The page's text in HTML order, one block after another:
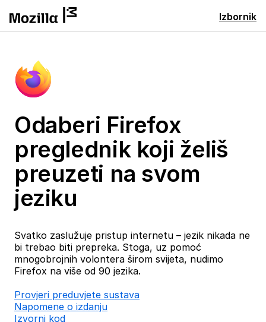
Izbornik
Odaberi Firefox
preglednik koji želiš
preuzeti na svom
jeziku
Svatko zaslužuje pristup internetu – jezik nikada ne
bi trebao biti prepreka. Stoga, uz pomoć
mnogobrojnih volontera širom svijeta, nudimo
Firefox na više od 90 jezika.
Provjeri preduvjete sustava
Napomene o izdanju
Izvorni kod